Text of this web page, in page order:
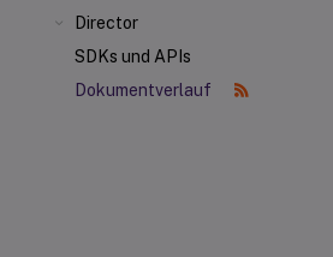
Director
SDKs und APIs
Dokumentverlauf